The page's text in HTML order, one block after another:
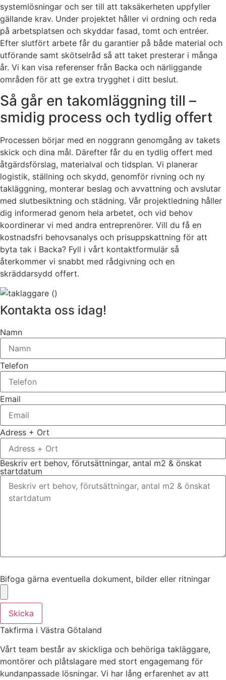
systemlösningar och ser till att taksäkerheten uppfyller
gällande krav. Under projektet håller vi ordning och reda
på arbetsplatsen och skyddar fasad, tomt och entréer.
Efter slutfört arbete får du garantier på både material och
utförande samt skötselråd så att taket presterar i många
år. Vi kan visa referenser från Backa och närliggande
områden för att ge extra trygghet i ditt beslut.
Så går en takomläggning till –
smidig process och tydlig offert
Processen börjar med en noggrann genomgång av takets
skick och dina mål. Därefter får du en tydlig offert med
åtgärdsförslag, materialval och tidsplan. Vi planerar
logistik, ställning och skydd, genomför rivning och ny
takläggning, monterar beslag och avvattning och avslutar
med slutbesiktning och städning. Vår projektledning håller
dig informerad genom hela arbetet, och vid behov
koordinerar vi med andra entreprenörer. Vill du få en
kostnadsfri behovsanalys och prisuppskattning för att
byta tak i Backa? Fyll i vårt kontaktformulär så
återkommer vi snabbt med rådgivning och en
skräddarsydd offert.
Kontakta oss idag!
Namn
Telefon
Email
Adress + Ort
Beskriv ert behov, förutsättningar, antal m2 & önskat
startdatum
Bifoga gärna eventuella dokument, bilder eller ritningar
Skicka
Takfirma i Västra Götaland
Vårt team består av skickliga och behöriga takläggare,
montörer och plåtslagare med stort engagemang för
kundanpassade lösningar. Vi har lång erfarenhet av att